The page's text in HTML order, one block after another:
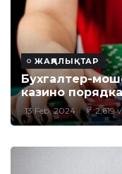
ЖАҢАЛЫҚТАР
Бухгалтер-
казино
13 Feb, 2024 2,619